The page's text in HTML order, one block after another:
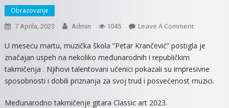
Obrazovanje
7 Aprila, 2023 Admin 1045 Leave A CommentOn
MUZIČKE
USPEŠNI
NA
U mesecu martu, muzička škola ”Petar Krančević” postigla je
značajan uspeh na nekoliko međunarodnih i republičkim
takmičenja . Njihovi talentovani učenici pokazali su impresivne
sposobnosti i dobili priznanja za svoj trud i posvećenost muzici.
Međunarodno takmičenje gitara Classic art 2023.